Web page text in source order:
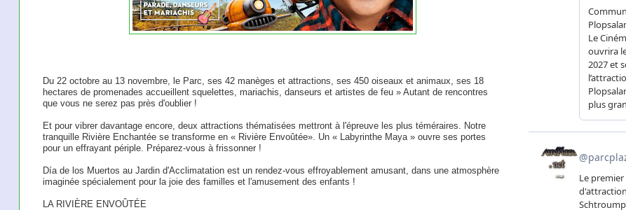
Du 22 octobre au 13 novembre, le Parc, ses 42 manèges et attractions, ses 450 oiseaux et animaux, ses 18
hectares de promenades accueillent squelettes, mariachis, danseurs et artistes de feu » Autant de rencontres
que vous ne serez pas près d'oublier !
Et pour vibrer davantage encore, deux attractions thématisées mettront à l'épreuve les plus téméraires. Notre
tranquille Rivière Enchantée se transforme en « Rivière Envoûtée». Un « Labyrinthe Maya » ouvre ses portes
pour un effrayant périple. Préparez-vous à frissonner !
Día de los Muertos au Jardin d'Acclimatation est un rendez-vous effroyablement amusant, dans une atmosphère
imaginée spécialement pour la joie des familles et l'amusement des enfants !
LA RIVIÈRE ENVOÛTÉE